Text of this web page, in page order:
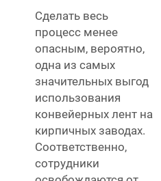
Сделать весь
процесс менее
опасным, вероятно,
одна из самых
значительных выгод
использования
конвейерных лент на
кирпичных заводах.
Соответственно,
сотрудники